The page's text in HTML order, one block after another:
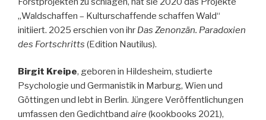
„Waldschaffen – Kulturschaffende schaffen Wald“
initiiert. 2025 erschien von ihr Das Zenonzän. Paradoxien
des Fortschritts (Edition Nautilus).
Birgit Kreipe, geboren in Hildesheim, studierte
Psychologie und Germanistik in Marburg, Wien und
Göttingen und lebt in Berlin. Jüngere Veröffentlichungen
umfassen den Gedichtband aire (kookbooks 2021),